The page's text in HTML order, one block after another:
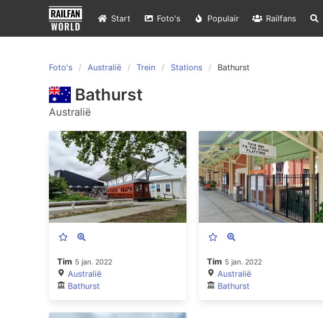
Start Foto's Populair Railfans
Foto's Australië Trein Stations Bathurst
Bathurst
Australië
Tim 5 jan. 2022
Australië
Bathurst
Tim 5 jan. 2022
Australië
Bathurst